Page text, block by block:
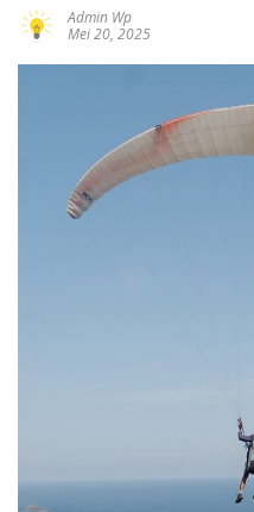
Admin Wp
Mei 20, 2025